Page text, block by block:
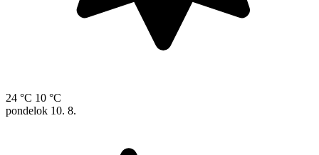
24 °C 10 °C
pondelok 10. 8.